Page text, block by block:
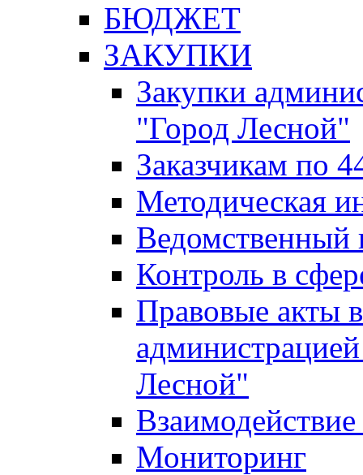
БЮДЖЕТ
ЗАКУПКИ
Закупки
"Город Лесной"
Заказчикам по
Методическая
Ведомственный
Контроль в
Правовые акты
Лесной"
Мониторинг